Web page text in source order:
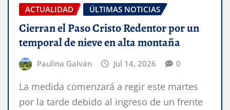
ACTUALIDAD ÚLTIMAS NOTICIAS
Cierran el Paso Cristo Redentor por un
temporal de nieve en alta montaña
Paulina Galván Jul 14, 2026 0
La medida comenzará a regir este martes
por la tarde debido al ingreso de un frente